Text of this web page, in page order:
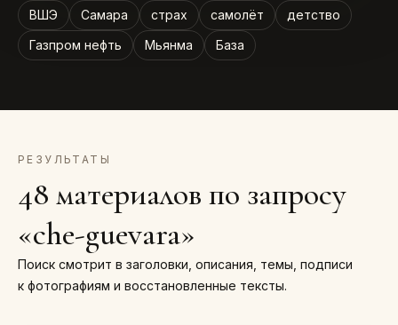
ВШЭ Самара страх самолёт
детство
Газпром нефть
Мьянма База
РЕЗУЛЬТАТЫ
48 материалов по запросу
«che-guevara»
Поиск смотрит в заголовки, описания, темы, подписи
к фотографиям и восстановленные тексты.